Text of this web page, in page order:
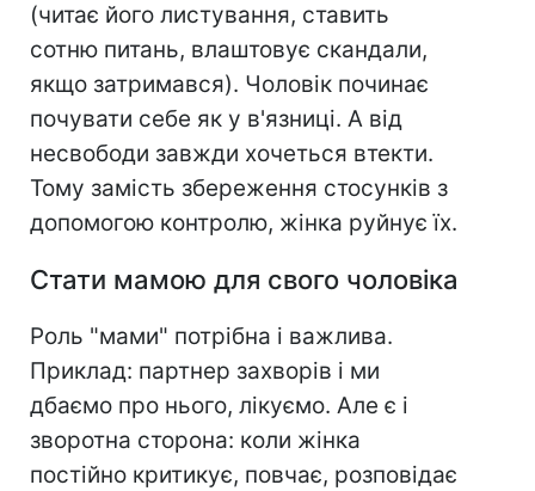
(читає його листування, ставить
сотню питань, влаштовує скандали,
якщо затримався). Чоловік починає
почувати себе як у в'язниці. А від
несвободи завжди хочеться втекти.
Тому замість збереження стосунків з
допомогою контролю, жінка руйнує їх.
Стати мамою для свого чоловіка
Роль "мами" потрібна і важлива.
Приклад: партнер захворів і ми
дбаємо про нього, лікуємо. Але є і
зворотна сторона: коли жінка
постійно критикує, повчає, розповідає